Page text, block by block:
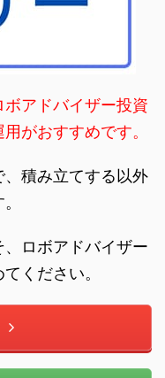
ボアドバイザー投資
がおすすめです。
積み立てする以外
ロボアドバイザー
ください。